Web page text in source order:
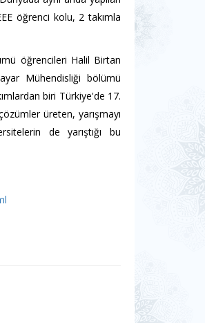
öğrenci kolu, 2 takımla
öğrencileri Halil Birtan
Mühendisliği bölümü
biri Türkiye'de 17.
üreten, yarışmayı
de yarıştığı bu